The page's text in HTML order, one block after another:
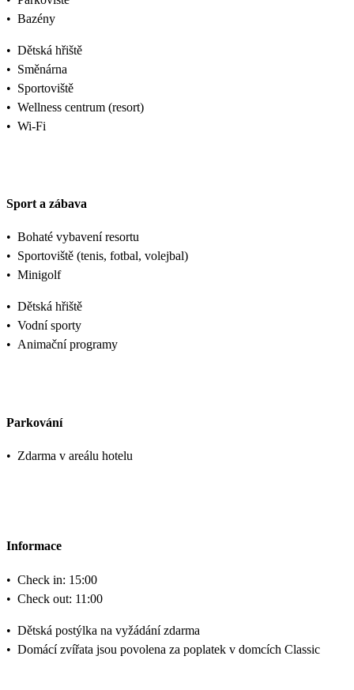
• Bazény
• Dětská hřiště
• Směnárna
• Sportoviště
• Wellness centrum (resort)
• Wi-Fi
Sport a zábava
• Bohaté vybavení resortu
• Sportoviště (tenis, fotbal, volejbal)
• Minigolf
• Dětská hřiště
• Vodní sporty
• Animační programy
Parkování
• Zdarma v areálu hotelu
Informace
• Check in: 15:00
• Check out: 11:00
• Dětská postýlka na vyžádání zdarma
• Domácí zvířata jsou povolena za poplatek v domcích Classic